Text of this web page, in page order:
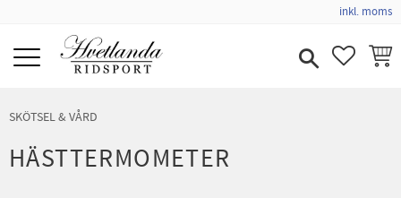
inkl. moms
SKÖTSEL & VÅRD
HÄSTTERMOMETER